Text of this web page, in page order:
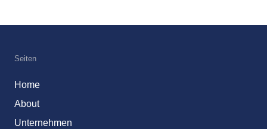
Seiten
Home
About
Unternehmen